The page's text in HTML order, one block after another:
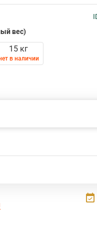
вес)
15 кг
в наличии